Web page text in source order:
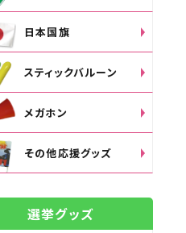
日本国旗
スティックバルーン
メガホン
その他応援グッズ
選挙グッズ